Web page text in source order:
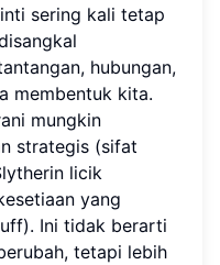
sering kali tetap
hubungan,
membentuk kita.
mungkin
strategis (sifat
licik
yang
Ini tidak berarti
tetapi lebih